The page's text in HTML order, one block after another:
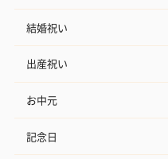
結婚祝い
出産祝い
お中元
記念日